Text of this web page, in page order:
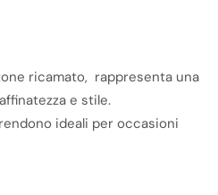
ricamato, rappresenta una
e stile.
ideali per occasioni